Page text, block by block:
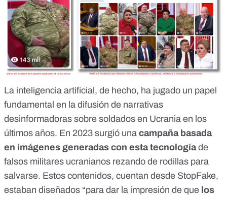
La inteligencia artificial, de hecho, ha jugado un papel
fundamental en la difusión de narrativas
desinformadoras sobre soldados en Ucrania en los
últimos años. En 2023 surgió una campaña basada
en imágenes generadas con esta tecnologíade
falsos militares ucranianos rezando de rodillas para
salvarse. Estos contenidos, cuentan desde StopFake,
estaban diseñados “para dar la impresión de que los